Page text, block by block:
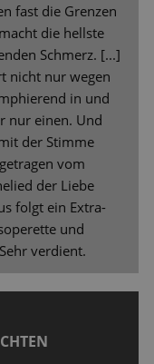
fast die Grenzen
die hellste
Schmerz. [...]
nicht nur wegen
in und
nur einen. Und
der Stimme
vom
der Liebe
folgt ein Extra-
und
verdient.